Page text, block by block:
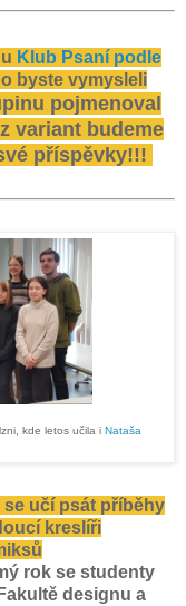
Klub Psaní podle
byste vymysleli
pojmenoval
variant budeme
příspěvky!!!
kde letos učila i Nataša
se učí psát příběhy
kreslíři
rok se studenty
designu a